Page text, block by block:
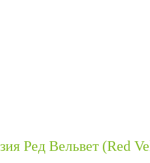
Ред Вельвет (Red